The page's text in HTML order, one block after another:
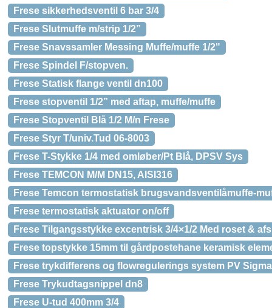
Frese sikkerhedsventil 6 bar 3/4
Frese Slutmuffe m/strip 1/2”
Frese Snavssamler Messing Muffe/muffe 1/2"
Frese Spindel F/stopven.
Frese Statisk flange ventil dn100
Frese stopventil 1/2” med aftap, muffe/muffe
Frese Stopventil Blå 1/2 M/n Frese
Frese Styr T/univ.Tud 06-8003
Frese T-Stykke 1/4 med omløber/Pt Blå, DPSV Sys
Frese TEMCON M/M DN15, AISI316
Frese Temcon termostatisk brugsvandsventilåmuffe-
Frese termostatisk aktuator on/off
Frese Tilgangsstykke excentrisk 3/4×1/2 Med roset &
Frese topstykke 15mm til gårdpostehane keramisk
Frese trykdifferens og flowregulerings system PV
Frese Trykudtagsnippel dn8
Frese U-tud 400mm 3/4